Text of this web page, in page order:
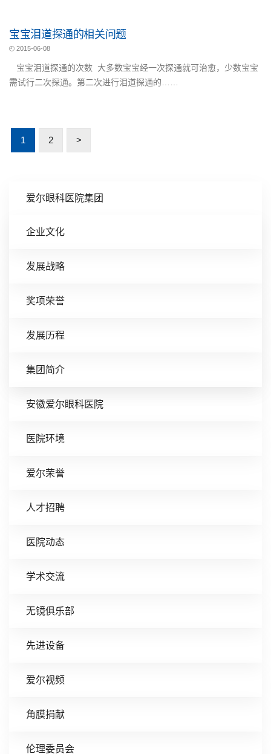
爱尔眼科医院集团
企业文化
发展战略
奖项荣誉
发展历程
集团简介
安徽爱尔眼科医院
医院环境
爱尔荣誉
人才招聘
医院动态
学术交流
无镜俱乐部
先进设备
爱尔视频
角膜捐献
伦理委员会
宝宝泪道探通的相关问题
2015-06-08
宝宝泪道探通的次数 大多数宝宝经一次探通就可治愈，少数宝宝
需试行二次探通。第二次进行泪道探通的……
1 2 >